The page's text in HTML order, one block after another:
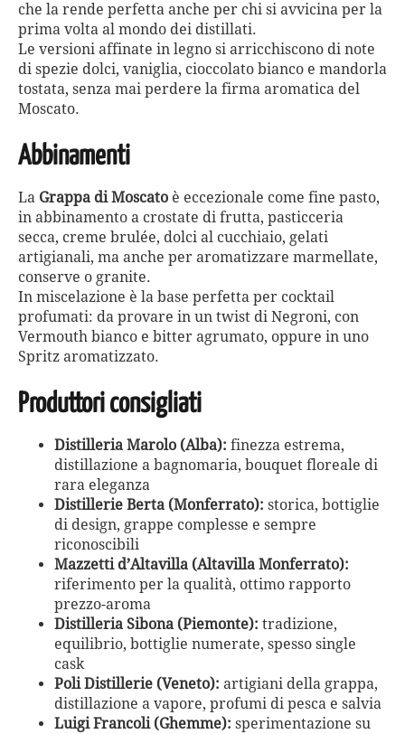
che la rende perfetta anche per chi si avvicina per la
prima volta al mondo dei distillati.
Le versioni affinate in legno si arricchiscono di note
di spezie dolci, vaniglia, cioccolato bianco e mandorla
tostata, senza mai perdere la firma aromatica del
Moscato.
Abbinamenti
La Grappa di Moscato è eccezionale come fine pasto,
in abbinamento a crostate di frutta, pasticceria
secca, creme brulée, dolci al cucchiaio, gelati
artigianali, ma anche per aromatizzare marmellate,
conserve o granite.
In miscelazione è la base perfetta per cocktail
profumati: da provare in un twist di Negroni, con
Vermouth bianco e bitter agrumato, oppure in uno
Spritz aromatizzato.
Produttori consigliati
Distilleria Marolo (Alba): finezza estrema,
distillazione a bagnomaria, bouquet floreale di
rara eleganza
Distillerie Berta (Monferrato): storica, bottiglie
di design, grappe complesse e sempre
riconoscibili
Mazzetti d’Altavilla (Altavilla Monferrato):
riferimento per la qualità, ottimo rapporto
prezzo-aroma
Distilleria Sibona (Piemonte): tradizione,
equilibrio, bottiglie numerate, spesso single
cask
Poli Distillerie (Veneto): artigiani della grappa,
distillazione a vapore, profumi di pesca e salvia
Luigi Francoli (Ghemme): sperimentazione su